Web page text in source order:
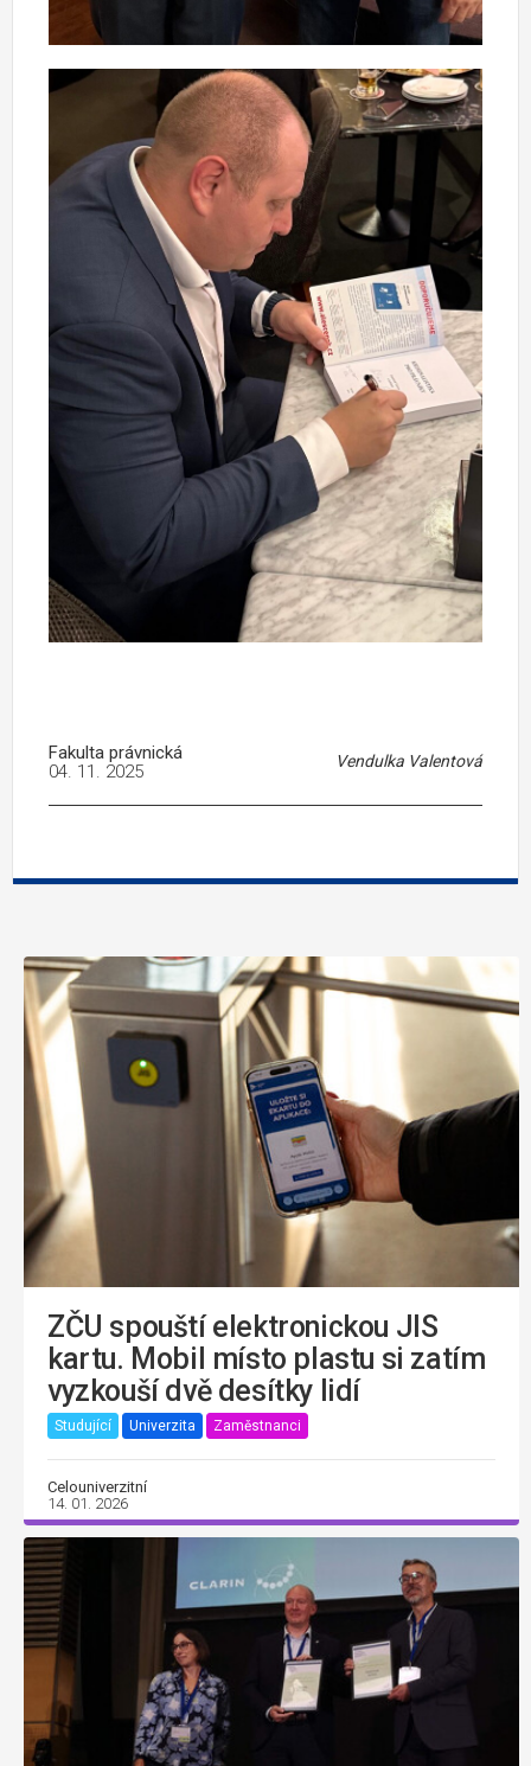
Fakulta právnická Vendulka Valentová
04. 11. 2025
ZČU spouští elektronickou JIS
kartu. Mobil místo plastu si zatím
vyzkouší dvě desítky lidí
Studující Univerzita Zaměstnanci
Celouniverzitní
14. 01. 2026